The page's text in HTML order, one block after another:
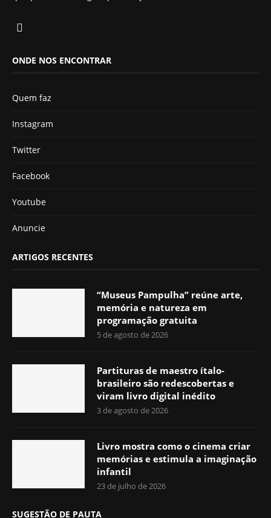
ONDE NOS ENCONTRAR
Quem faz
Instagram
Twitter
Facebook
Youtube
Anuncie
ARTIGOS RECENTES
“Museus Pampulha” reúne arte,
memória e natureza em
programação gratuita
5 de agosto de 2026
Partituras de maestro ítalo-
brasileiro são redescobertas e
viram livro digital inédito
3 de agosto de 2026
Livro mostra como o cinema criar
memórias e estimula a imaginação
infantil
23 de julho de 2026
SUGESTÃO DE PAUTA